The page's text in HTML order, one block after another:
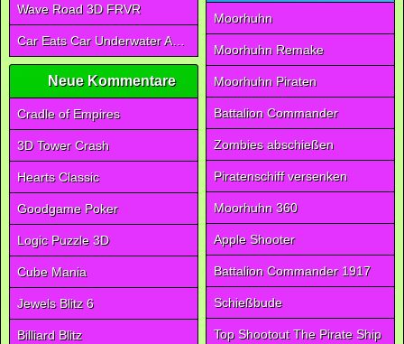
Wave Road 3D FRVR
Car Eats Car Underwater Adventure FRVR
Neue Kommentare
Cradle of Empires
3D Tower Crash
Hearts Classic
Goodgame Poker
Logic Puzzle 3D
Cube Mania
Jewels Blitz 6
Billiard Blitz
Moorhuhn
Moorhuhn Remake
Moorhuhn Piraten
Battalion Commander
Zombies abschießen
Piratenschiff versenken
Moorhuhn 360
Apple Shooter
Battalion Commander 1917
Schießbude
Top Shootout The Pirate Ship